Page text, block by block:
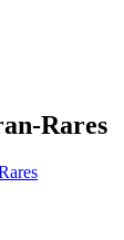
Rares